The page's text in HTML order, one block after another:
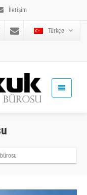
İletişim
Türkçe